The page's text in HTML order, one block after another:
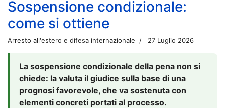
Sospensione condizionale:
come si ottiene
Arresto all'estero e difesa internazionale 27 Luglio 2026
La sospensione condizionale della pena non si
chiede: la valuta il giudice sulla base di una
prognosi favorevole, che va sostenuta con
elementi concreti portati al processo.